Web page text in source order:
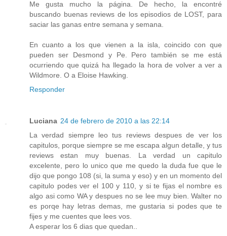
Me gusta mucho la página. De hecho, la encontré
buscando buenas reviews de los episodios de LOST, para
saciar las ganas entre semana y semana.
En cuanto a los que vienen a la isla, coincido con que
pueden ser Desmond y Pe. Pero también se me está
ocurriendo que quizá ha llegado la hora de volver a ver a
Wildmore. O a Eloise Hawking.
Responder
Luciana 24 de febrero de 2010 a las 22:14
La verdad siempre leo tus reviews despues de ver los
capitulos, porque siempre se me escapa algun detalle, y tus
reviews estan muy buenas. La verdad un capitulo
excelente, pero lo unico que me quedo la duda fue que le
dijo que pongo 108 (si, la suma y eso) y en un momento del
capitulo podes ver el 100 y 110, y si te fijas el nombre es
algo asi como WA y despues no se lee muy bien. Walter no
es porqe hay letras demas, me gustaria si podes que te
fijes y me cuentes que lees vos.
A esperar los 6 dias que quedan..